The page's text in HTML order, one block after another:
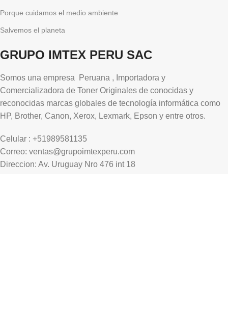
Porque cuidamos el medio ambiente
Salvemos el planeta
GRUPO IMTEX PERU SAC
Somos una empresa Peruana , Importadora y
Comercializadora de Toner Originales de conocidas y
reconocidas marcas globales de tecnología informática como
HP, Brother, Canon, Xerox, Lexmark, Epson y entre otros.
Celular : +51989581135
Correo: ventas@grupoimtexperu.com
Direccion: Av. Uruguay Nro 476 int 18